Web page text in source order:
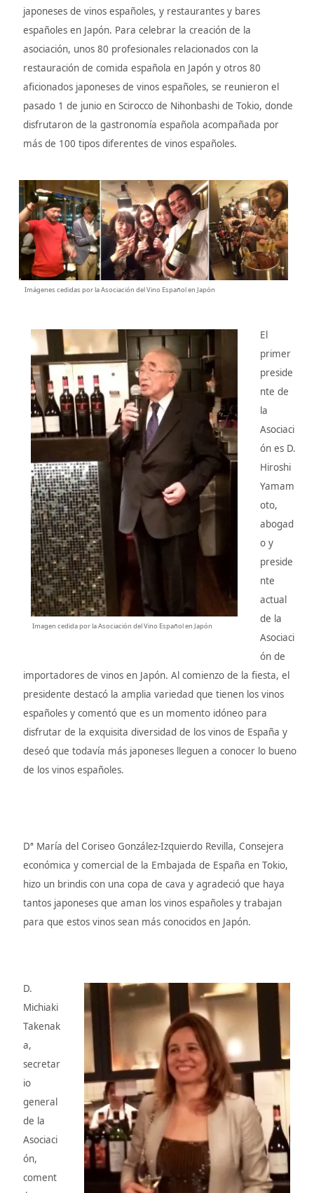
japoneses de vinos españoles, y restaurantes y bares
españoles en Japón. Para celebrar la creación de la
asociación, unos 80 profesionales relacionados con la
restauración de comida española en Japón y otros 80
aficionados japoneses de vinos españoles, se reunieron el
pasado 1 de junio en Scirocco de Nihonbashi de Tokio, donde
disfrutaron de la gastronomía española acompañada por
más de 100 tipos diferentes de vinos españoles.
Imágenes cedidas por la Asociación del Vino Español en Japón
Imagen cedida por la Asociación del Vino Español en Japón
El
primer
preside
nte de
la
Asociaci
ón es D.
Hiroshi
Yamam
oto,
abogad
o y
preside
nte
actual
de la
Asociaci
ón de
importadores de vinos en Japón. Al comienzo de la fiesta, el
presidente destacó la amplia variedad que tienen los vinos
españoles y comentó que es un momento idóneo para
disfrutar de la exquisita diversidad de los vinos de España y
deseó que todavía más japoneses lleguen a conocer lo bueno
de los vinos españoles.
Dª María del Coriseo González-Izquierdo Revilla, Consejera
económica y comercial de la Embajada de España en Tokio,
hizo un brindis con una copa de cava y agradeció que haya
tantos japoneses que aman los vinos españoles y trabajan
para que estos vinos sean más conocidos en Japón.
D.
Michiaki
Takenak
a,
secretar
io
general
de la
Asociaci
ón,
coment